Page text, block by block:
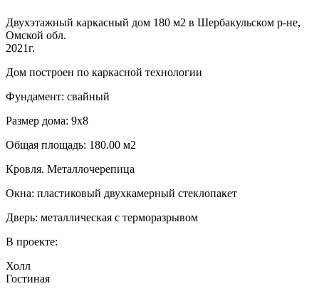
Двухэтажный каркасный дом 180 м2 в Шербакульском р-не,
Омской обл.
2021г.
Дом построен по каркасной технологии
Фундамент: свайный
Размер дома: 9х8
Общая площадь: 180.00 м2
Кровля. Металлочерепица
Окна: пластиковый двухкамерный стеклопакет
Дверь: металлическая с терморазрывом
В проекте:
Холл
Гостиная